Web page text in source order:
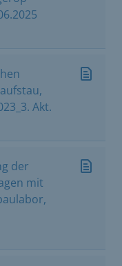
Akt.
der
mit